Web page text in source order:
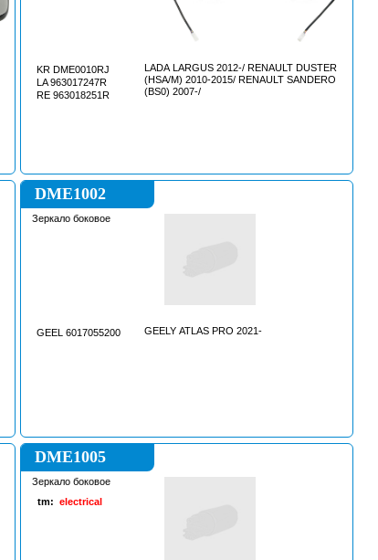
KR DME0010RJ
LA 963017247R
RE 963018251R
LADA LARGUS 2012-/ RENAULT DUSTER
(HSA/M) 2010-2015/ RENAULT SANDERO
(BS0) 2007-/
DME1002
Зеркало боковое
GEEL 6017055200 GEELY ATLAS PRO 2021-
DME1005
Зеркало боковое
tm: electrical